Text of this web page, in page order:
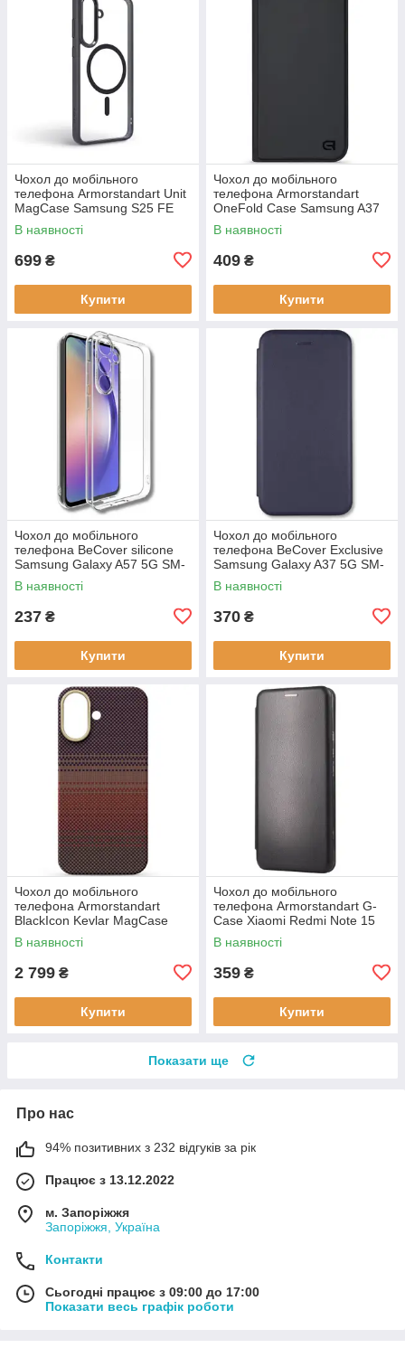
Чохол до мобільного
телефона Armorstandart Unit
MagCase Samsung S25 FE
5G Black (ARM89156)
В наявності
699 ₴
Купити
Чохол до мобільного
телефона Armorstandart
OneFold Case Samsung A37
5G Black (ARM89718)
В наявності
409 ₴
Купити
Чохол до мобільного
телефона BeCover silicone
Samsung Galaxy A57 5G SM-
A576 Transparent (714858)
В наявності
237 ₴
Купити
Чохол до мобільного
телефона BeCover Exclusive
Samsung Galaxy A37 5G SM-
A376 Deep Blue (715019)
В наявності
370 ₴
Купити
Чохол до мобільного
телефона Armorstandart
BlackIcon Kevlar MagCase
Apple iPhone 17 Sunset
(ARM90153)
В наявності
2 799 ₴
Купити
Чохол до мобільного
телефона Armorstandart G-
Case Xiaomi Redmi Note 15
4G Black (ARM89695)
В наявності
359 ₴
Купити
Показати ще
Про нас
94% позитивних з 232 відгуків за рік
Працює з 13.12.2022
м. Запоріжжя
Запоріжжя, Україна
Контакти
Сьогодні працює з 09:00 до 17:00
Показати весь графік роботи